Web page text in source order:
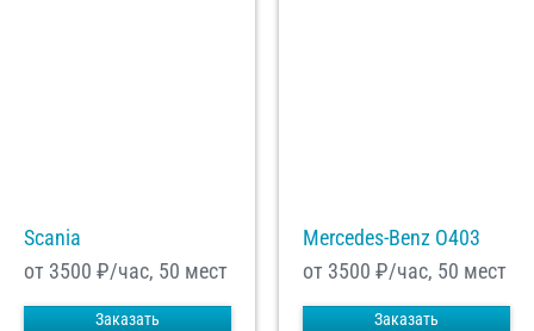
Scania
от 3500 ₽/час, 50 мест
Заказать
Mercedes-Benz О403
от 3500 ₽/час, 50 мест
Заказать